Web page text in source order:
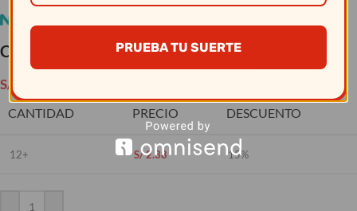
Copa Paulista Agua 250 Ml # 7002 – Nadir
S/
CANTIDAD PRECIO DESCUENTO
12+ S/2.38 15%
PRUEBA TU SUERTE